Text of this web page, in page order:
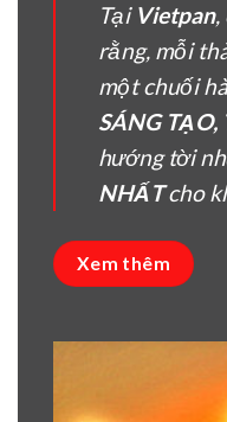
Tại Vietpan,
rằng, mỗi
một chuối
SÁNG TẠO,
hướng tời
NHẤTcho
Xem thêm